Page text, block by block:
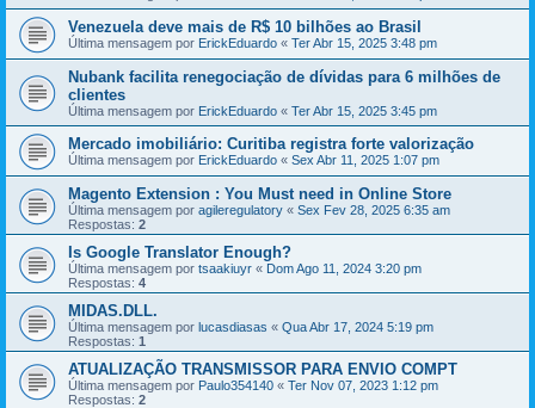
Venezuela deve mais de R$ 10 bilhões ao Brasil
Última mensagem por ErickEduardo « Ter Abr 15, 2025 3:48 pm
Nubank facilita renegociação de dívidas para 6 milhões de
clientes
Última mensagem por ErickEduardo « Ter Abr 15, 2025 3:45 pm
Mercado imobiliário: Curitiba registra forte valorização
Última mensagem por ErickEduardo « Sex Abr 11, 2025 1:07 pm
Magento Extension : You Must need in Online Store
Última mensagem por agileregulatory « Sex Fev 28, 2025 6:35 am
Respostas: 2
Is Google Translator Enough?
Última mensagem por tsaakiuyr « Dom Ago 11, 2024 3:20 pm
Respostas: 4
MIDAS.DLL.
Última mensagem por lucasdiasas « Qua Abr 17, 2024 5:19 pm
Respostas: 1
ATUALIZAÇÃO TRANSMISSOR PARA ENVIO COMPT
Última mensagem por Paulo354140 « Ter Nov 07, 2023 1:12 pm
Respostas: 2